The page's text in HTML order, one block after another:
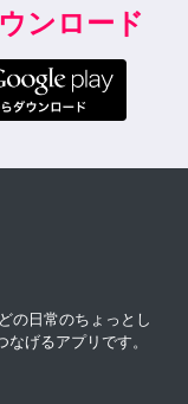
ンロード
の日常のちょっとし
げるアプリです。